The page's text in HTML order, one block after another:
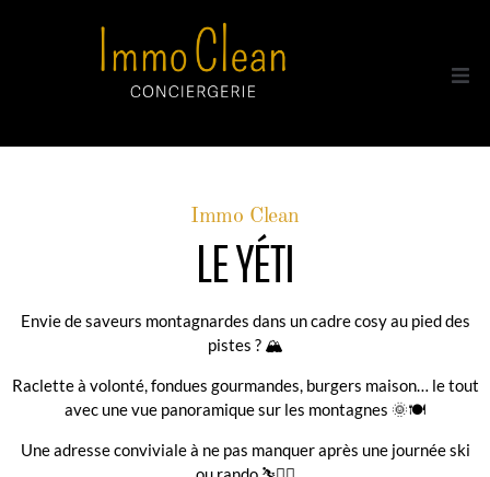
Immo Clean
LE YÉTI
Envie de saveurs montagnardes dans un cadre cosy au pied des
pistes ? 🏔️
Raclette à volonté, fondues gourmandes, burgers maison… le tout
avec une vue panoramique sur les montagnes 🌞🍽️
Une adresse conviviale à ne pas manquer après une journée ski